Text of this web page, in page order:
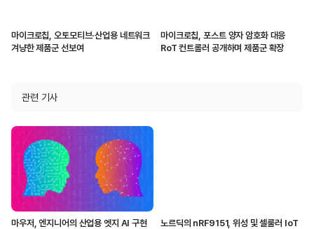
마이크로칩, 오토모티브·산업용 네트워크
겨냥한 제품군 선보여
마이크로칩, 포스트 양자 암호화 대응
RoT 컨트롤러 공개하며 제품군 확장
관련 기사
마우저, 엔지니어의 산업용 엣지 AI 구현
노르딕의 nRF9151, 위성 및 셀룰러 IoT